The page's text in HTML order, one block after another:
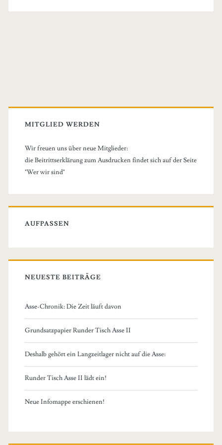
MITGLIED WERDEN
Wir freuen uns über neue Mitglieder:
die Beitrittserklärung zum Ausdrucken findet sich auf der Seite
"Wer wir sind"
AUFPASSEN
NEUESTE BEITRÄGE
Asse-Chronik: Die Zeit läuft davon
Grundsatzpapier Runder Tisch Asse II
Deshalb gehört ein Langzeitlager nicht auf die Asse:
Runder Tisch Asse II lädt ein!
Neue Infomappe erschienen!